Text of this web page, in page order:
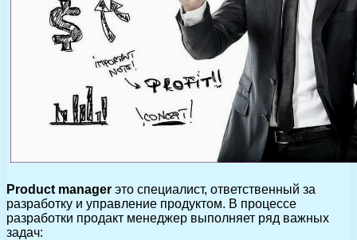
Product manager это специалист, ответственный за
разработку и управление продуктом. В процессе
разработки продакт менеджер выполняет ряд важных
задач: